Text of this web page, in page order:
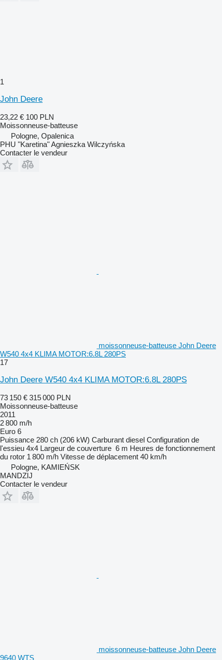
1
John Deere
23,22 € 100 PLN
Moissonneuse-batteuse
Pologne, Opalenica
PHU "Karetina" Agnieszka Wilczyńska
Contacter le vendeur
moissonneuse-batteuse John Deere
W540 4x4 KLIMA MOTOR:6.8L 280PS
17
John Deere W540 4x4 KLIMA MOTOR:6.8L 280PS
73 150 € 315 000 PLN
Moissonneuse-batteuse
2011
2 800 m/h
Euro 6
Puissance 280 ch (206 kW) Carburant diesel Configuration de
l'essieu 4x4 Largeur de couverture 6 m Heures de fonctionnement
du rotor 1 800 m/h Vitesse de déplacement 40 km/h
Pologne, KAMIEŃSK
MANDZIJ
Contacter le vendeur
moissonneuse-batteuse John Deere
9640 WTS